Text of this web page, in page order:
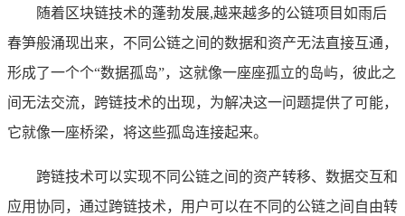
随着区块链技术的蓬勃发展,越来越多的公链项目如雨后
春笋般涌现出来，不同公链之间的数据和资产无法直接互通，
形成了一个个“数据孤岛”，这就像一座座孤立的岛屿，彼此之
间无法交流，跨链技术的出现，为解决这一问题提供了可能，
它就像一座桥梁，将这些孤岛连接起来。
跨链技术可以实现不同公链之间的资产转移、数据交互和
应用协同，通过跨链技术，用户可以在不同的公链之间自由转